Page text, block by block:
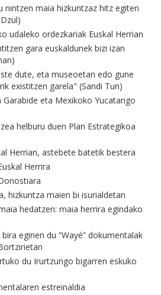
nintzen maia hizkuntzaz hitz egiten
udaleko ordezkariak Euskal Herrian
gara euskaldunek bizi izan
dute, eta museoetan edo gune
existitzen garela" (Sandi Tun)
eta Mexikoko Yucatango
helburu duen Plan Estrategikoa
Herrian, astebete batetik bestera
Herrira
hizkuntza maien bi isurialdetan
hedatzen: maia herrira egindako
eginen du “Wayé” dokumentalak
du Irurtzungo bigarren eskuko
estreinaldia